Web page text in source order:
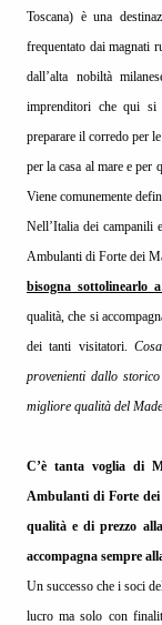
Toscana) è una
frequentato dai magnati
dall’alta nobiltà
imprenditori che qui si
preparare il corredo per
per la casa al mare e per
Viene comunemente
Nell’Italia dei campanili
Ambulanti di Forte dei
bisogna sottolinearlo
qualità, che si
dei tanti visitatori.
provenienti dallo
migliore qualità del
C’è tanta voglia di
Ambulanti di Forte
qualità e di prezzo
accompagna sempre
Un successo che i soci
lucro ma solo con